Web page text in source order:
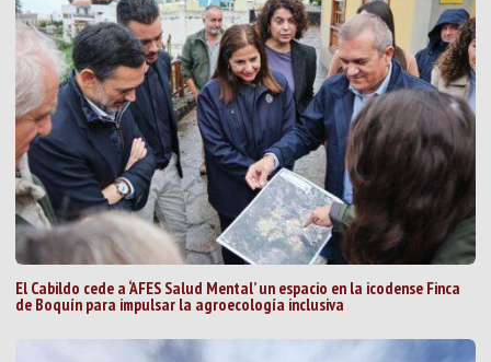
El Cabildo cede a ‘AFES Salud Mental’ un espacio en la icodense Finca
de Boquín para impulsar la agroecología inclusiva